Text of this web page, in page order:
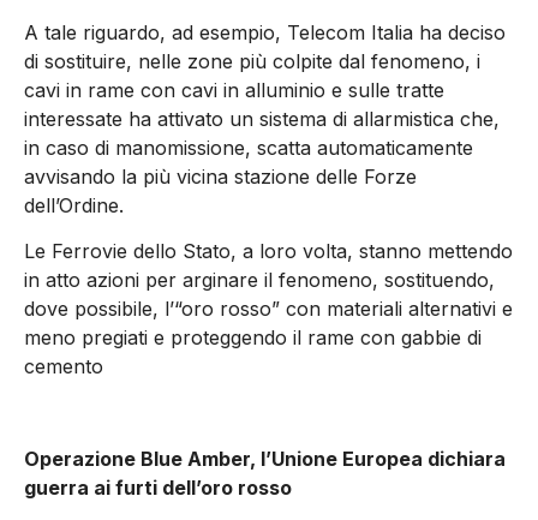
A tale riguardo, ad esempio, Telecom Italia ha deciso
di sostituire, nelle zone più colpite dal fenomeno, i
cavi in rame con cavi in alluminio e sulle tratte
interessate ha attivato un sistema di allarmistica che,
in caso di manomissione, scatta automaticamente
avvisando la più vicina stazione delle Forze
dell’Ordine.
Le Ferrovie dello Stato, a loro volta, stanno mettendo
in atto azioni per arginare il fenomeno, sostituendo,
dove possibile, l’“oro rosso” con materiali alternativi e
meno pregiati e proteggendo il rame con gabbie di
cemento
Operazione Blue Amber, l’Unione Europea dichiara
guerra ai furti dell’oro rosso